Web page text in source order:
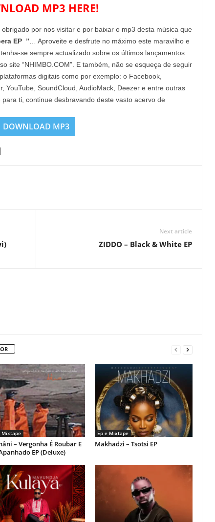
MP3 HERE!
por nos visitar e por baixar o mp3 desta música que
EP ” … Aproveite e desfrute no máximo este maravilho e
se sempre actualizado sobre os últimos lançamentos
site “NHIMBO.COM”. E também, não se esqueça de seguir
digitais como por exemplo: o Facebook,
YouTube, SoundCloud, AudioMack, Deezer e entre outras
ti, continue desbravando deste vasto acervo de
DOWNLOAD MP3
Next article
ZIDDO – Black & White EP
Mixtape
– Vergonha É Roubar E
EP (Deluxe)
Ep e Mixtape
Makhadzi – Tsotsi EP